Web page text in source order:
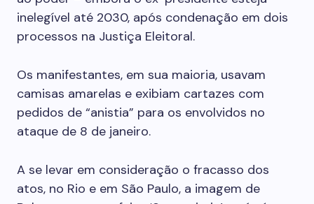
inelegível até 2030, após condenação em dois
processos na Justiça Eleitoral.
Os manifestantes, em sua maioria, usavam
camisas amarelas e exibiam cartazes com
pedidos de “anistia” para os envolvidos no
ataque de 8 de janeiro.
A se levar em consideração o fracasso dos
atos, no Rio e em São Paulo, a imagem de